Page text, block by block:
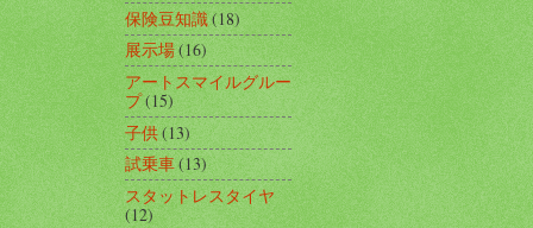
保険豆知識(18)
展示場(16)
アートスマイルグルー
プ(15)
子供(13)
試乗車(13)
スタットレスタイヤ
(12)